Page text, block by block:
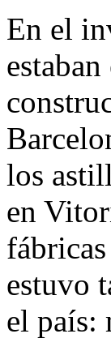
En el
los
en
estuvo
el país: